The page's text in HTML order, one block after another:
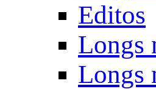
Editos
Longs
Longs